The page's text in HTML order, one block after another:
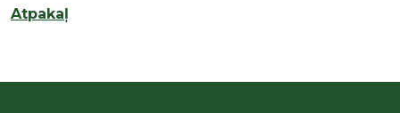
Atpakaļ